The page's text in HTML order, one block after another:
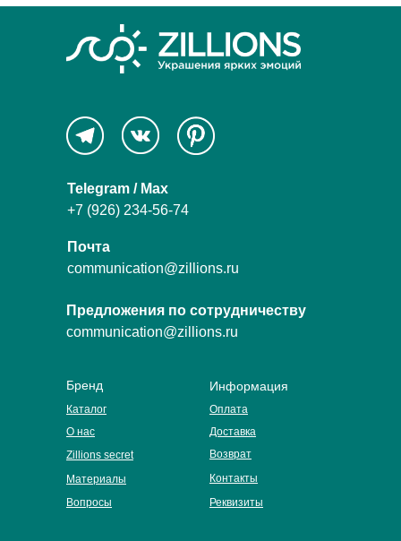
Предложения по сотрудничеству
communication@zillions.ru
Почта
communication@zillions.ru
Контакты
Вопросы
Материалы
О нас
Zillions secret
Возврат
Доставка
Оплата
Реквизиты
Информация
Бренд
Каталог
Telegram / Max
+7 (926) 234-56-74